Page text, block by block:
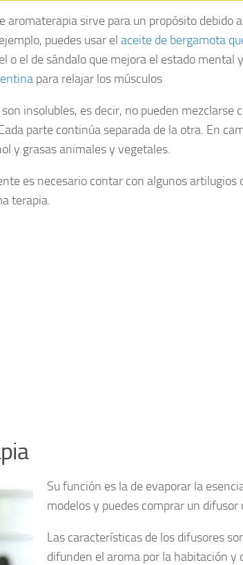
aromaterapia sirve para un propósito debido
puedes usar el aceite de bergamota
o el de sándalo que mejora el estado mental
para relajar los músculos
insolubles, es decir, no pueden mezclarse
parte continúa separada de la otra. En
y grasas animales y vegetales.
es necesario contar con algunos
terapia.
Su función es la de evaporar la
modelos y puedes comprar un
Las características de los difusores
difunden el aroma por la habitación y